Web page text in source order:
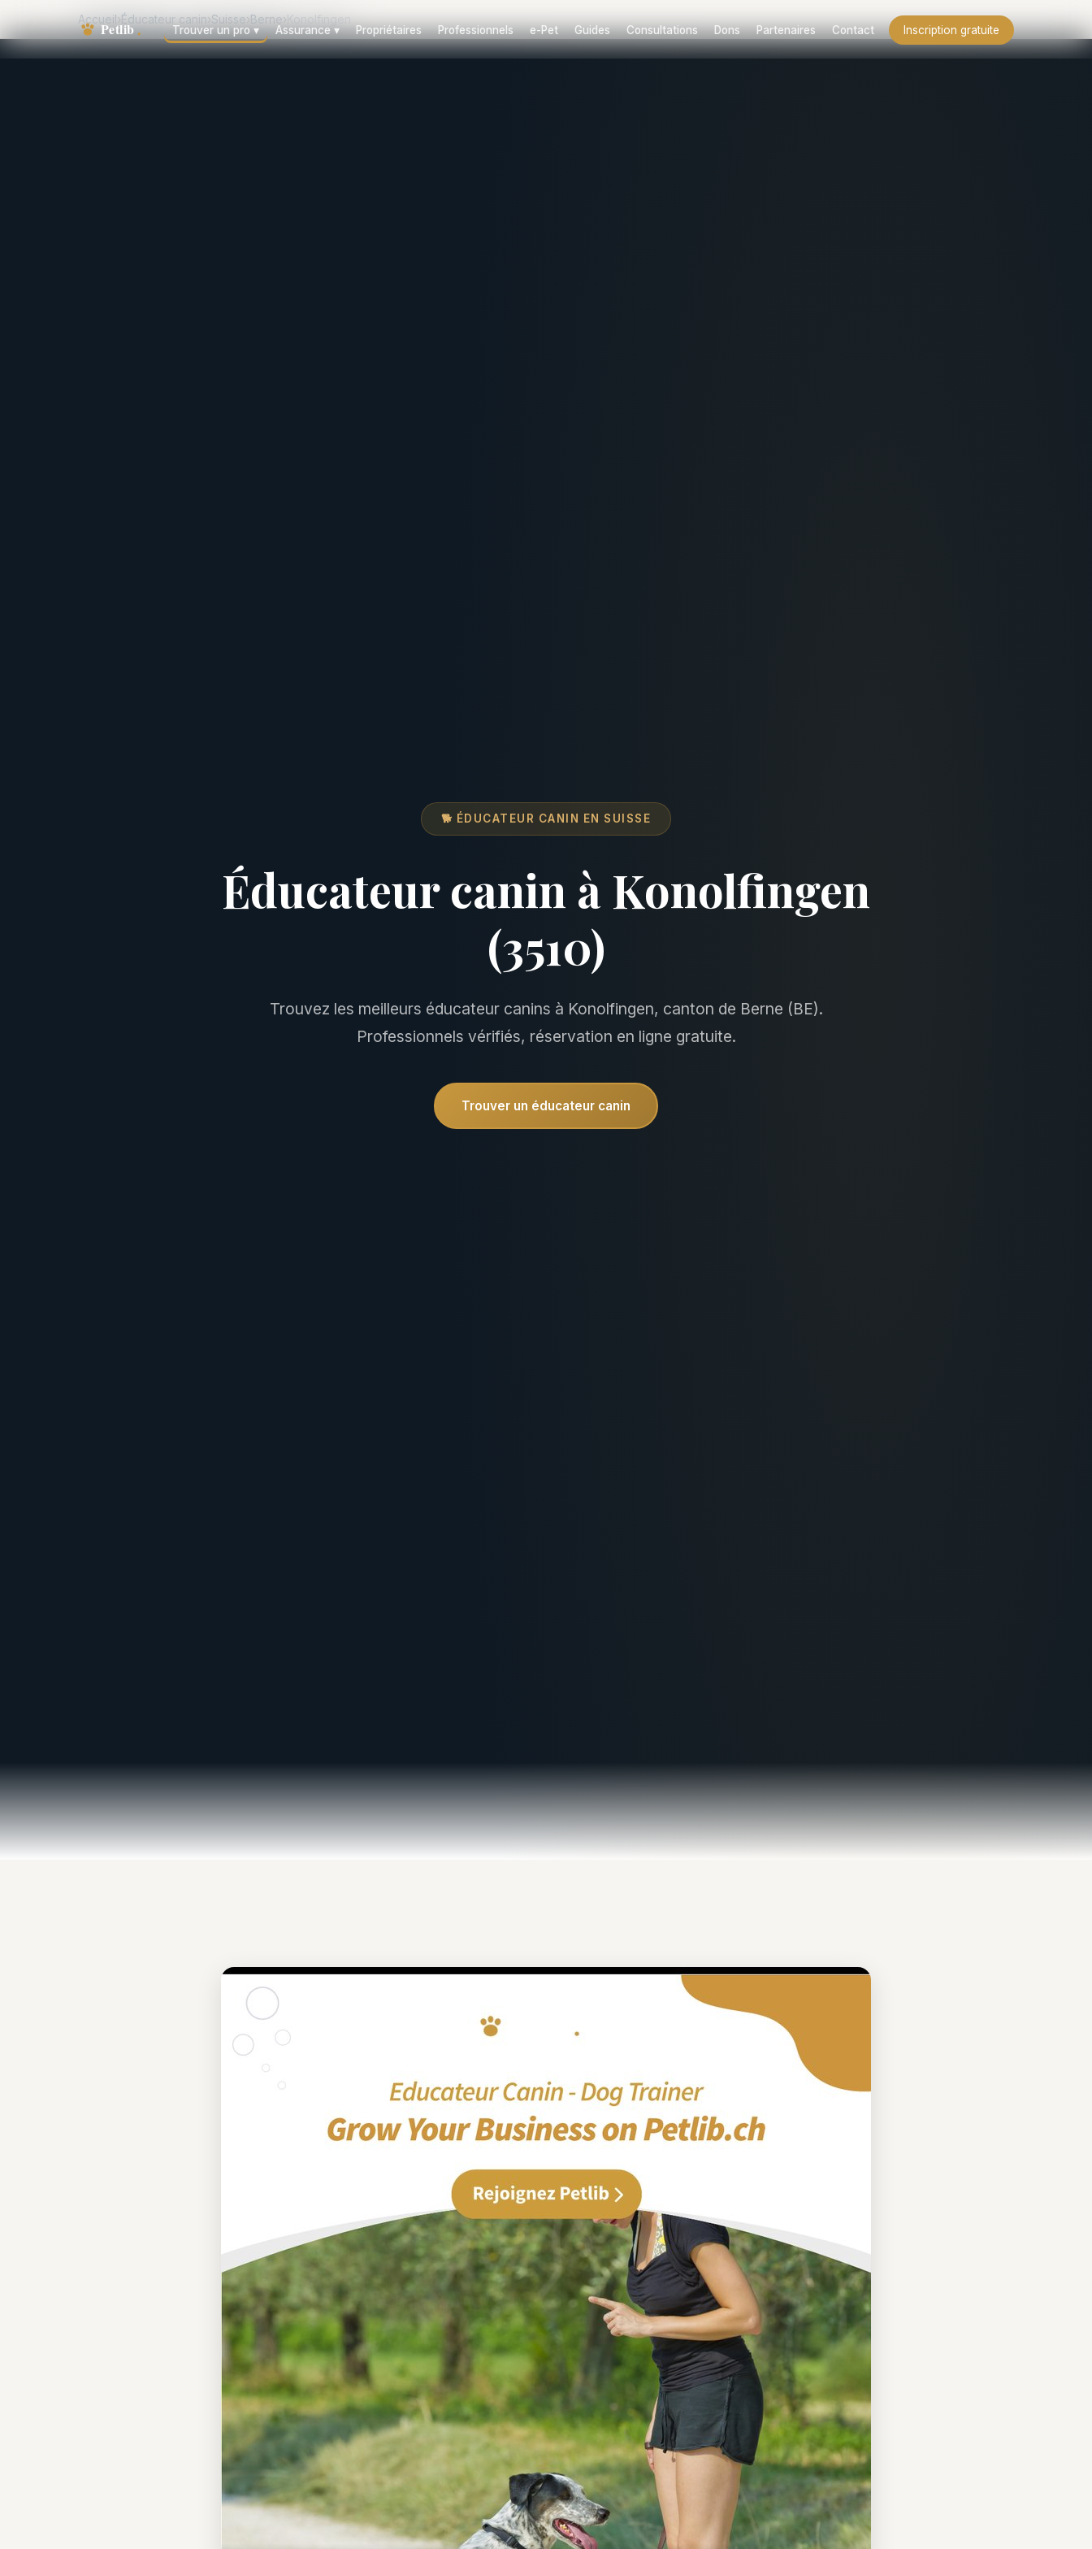
Trouver un pro▾ Assurance▾ Propriétaires Professionnels e-Pet Guides Consultations Dons Partenaires Contact Inscription gratuite
Accueil›Éducateur canin›Suisse›Berne›Konolfingen
🐕 ÉDUCATEUR CANIN EN SUISSE
Éducateur canin à Konolfingen
(3510)
Trouvez les meilleurs éducateur canins à Konolfingen, canton de Berne (BE).
Professionnels vérifiés, réservation en ligne gratuite.
Trouver un éducateur canin